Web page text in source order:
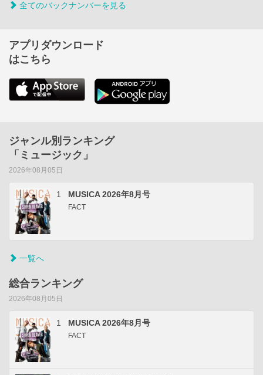
全てのバックナンバーを見る
アプリダウンロード
はこちら
ジャンル別ランキング
「ミュージック」
2026年08月05日
1 MUSICA 2026年8月号
FACT
一覧へ
総合ランキング
2026年08月05日
1 MUSICA 2026年8月号
FACT